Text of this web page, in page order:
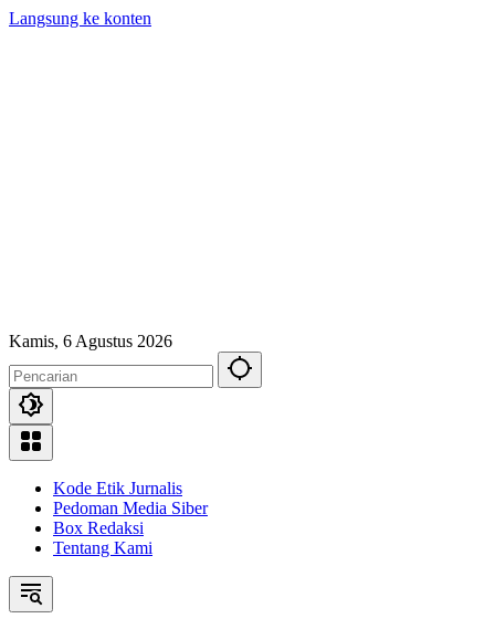
Langsung ke konten
Kamis, 6 Agustus 2026
Kode Etik Jurnalis
Pedoman Media Siber
Box Redaksi
Tentang Kami